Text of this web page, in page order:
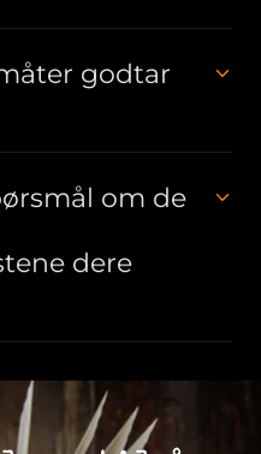
godtar
om de
dere